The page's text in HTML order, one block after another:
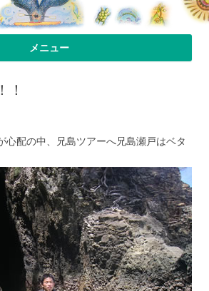
ーラン｜小笠原父島 シ
カヤック 宿
ックスクール＆ツアー「プーランプーランシーカ
テージのお宿の「プーランビレッジ」のHPへよ
メニュー
！
心配の中、兄島ツアーへ兄島瀬戸はベタ